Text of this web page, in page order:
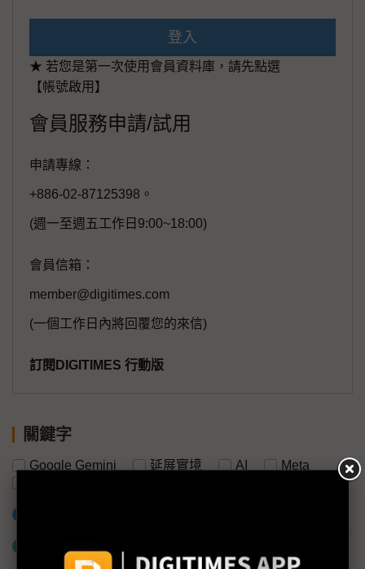
登入
★ 若您是第一次使用會員資料庫，請先點選
【帳號啟用】
會員服務申請/試用
申請專線：
+886-02-87125398。
(週一至週五工作日9:00~18:00)
會員信箱：
member@digitimes.com
(一個工作日內將回覆您的來信)
訂閱DIGITIMES 行動版
關鍵字
Google Gemini 延展實境 AI
Meta
什麼是「關鍵字追蹤」